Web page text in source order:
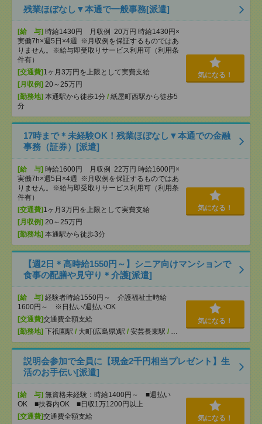
残業ほぼなし▼本通で一般事務[派遣]
[給 与] 時給1430円 月収例 20万円 時給1430円×
実働7h×週5日×4週 ※月収例を保証するものではあ
りません。※給与即受取りサービス利用可（利用条
件有）
[交通費] 1ヶ月3万円を上限として実費支給
[月収例] 20～25万円
[勤務地] 本通駅から徒歩1分 / 紙屋町西駅から徒歩5
分
気になる！
17時まで＊未経験OK！残業ほぼなし▼本通での金融
事務（証券）[派遣]
[給 与] 時給1600円 月収例 22万円 時給1600円×
実働7h×週5日×4週 ※月収例を保証するものではあ
りません。※給与即受取りサービス利用可（利用条
件有）
[交通費] 1ヶ月3万円を上限として実費支給
[月収例] 20～25万円
[勤務地] 本通駅から徒歩3分
気になる！
【週2日＊高時給1550円～】シニア向けマンションで
食事の配膳や見守り＊介護[派遣]
[給 与] 経験者時給1550円～ 介護福祉士時給
1600円～ ※日払い/週払いOK
[交通費]交通費全額支給
[勤務地] 下祇園駅 / 大町(広島県)駅 / 安芸長束駅 / …
気になる！
説明会参加で全員に【現金2千円相当プレゼント】生
活のお手伝い[派遣]
[給 与] 無資格未経験：時給1400円～ ■週払い
OK ■扶養内OK ■日収1万1200円以上
[交通費]交通費全額支給
気になる！